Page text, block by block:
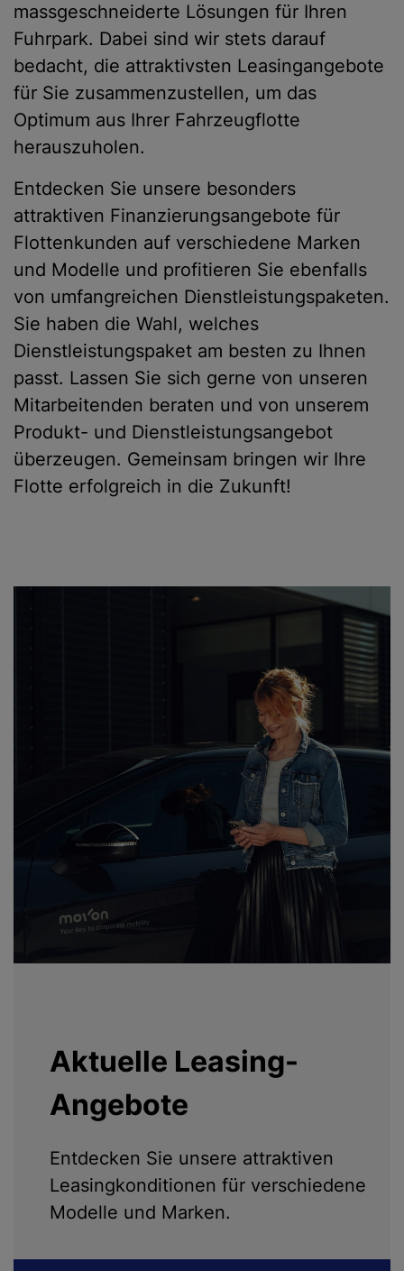
massgeschneiderte Lösungen für Ihren
Fuhrpark. Dabei sind wir stets darauf
bedacht, die attraktivsten Leasingangebote
für Sie zusammenzustellen, um das
Optimum aus Ihrer Fahrzeugflotte
herauszuholen.
Entdecken Sie unsere besonders
attraktiven Finanzierungsangebote für
Flottenkunden auf verschiedene Marken
und Modelle und profitieren Sie ebenfalls
von umfangreichen Dienstleistungspaketen.
Sie haben die Wahl, welches
Dienstleistungspaket am besten zu Ihnen
passt. Lassen Sie sich gerne von unseren
Mitarbeitenden beraten und von unserem
Produkt- und Dienstleistungsangebot
überzeugen. Gemeinsam bringen wir Ihre
Flotte erfolgreich in die Zukunft!
Aktuelle Leasing-
Angebote
Entdecken Sie unsere attraktiven
Leasingkonditionen für verschiedene
Modelle und Marken.